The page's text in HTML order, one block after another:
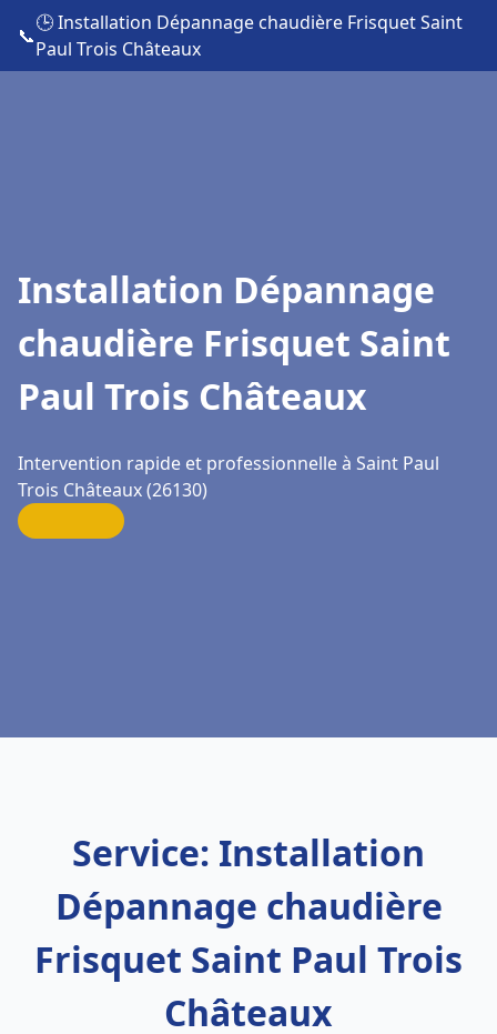
📞
🕒 Installation Dépannage chaudière Frisquet Saint
Paul Trois Châteaux
Installation Dépannage
chaudière Frisquet Saint
Paul Trois Châteaux
Intervention rapide et professionnelle à Saint Paul
Trois Châteaux (26130)
Service: Installation
Dépannage chaudière
Frisquet Saint Paul Trois
Châteaux